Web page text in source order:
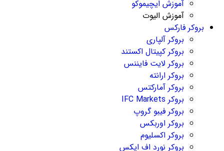
آموزش ایچیموکو
آموزش الیوت
بروکر فارکس
بروکر آلپاری
بروکر کپیتال اکستند
بروکر لایت فایننس
بروکر ارانته
بروکر آمارکتس
بروکر IFC Markets
بروکر فیبو گروپ
بروکر اوربکس
بروکر اکسلیوم
بروکر نورد اف ایکس